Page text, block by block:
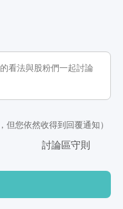
但您依然收得到回覆通知）
討論區守則